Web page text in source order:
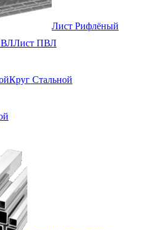
Лист Рифлёный
Лист ПВЛ
Круг Стальной